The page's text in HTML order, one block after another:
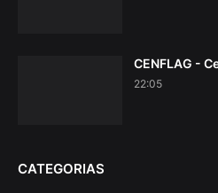
CENFLAG -
22:05
CATEGORIAS